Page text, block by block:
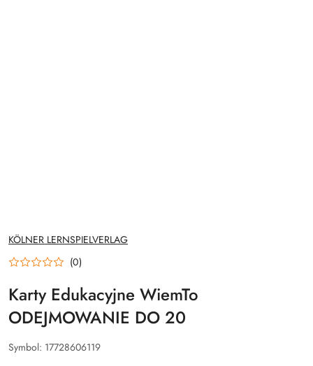
NAZWA
PRODUCENTA:
KÖLNER LERNSPIELVERLAG
(0)
Karty Edukacyjne WiemTo
ODEJMOWANIE DO 20
Symbol: 17728606119